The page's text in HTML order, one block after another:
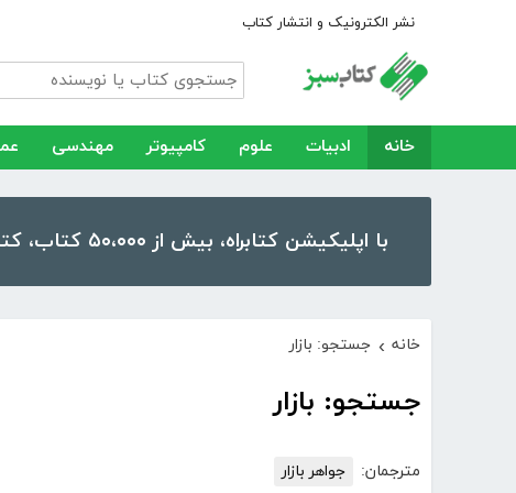
نشر الکترونیک و انتشار کتاب
خانه ادبیات علوم کامپیوتر مهندسی
با اپلیکیشن کتابراه، بیش از ۵۰،۰۰۰ کتاب، کتاب صوتی و رمان را در موبایل و تبلت خود داشته باشید!
خانه › جستجو: بازار
جستجو: بازار
مترجمان: جواهر بازار